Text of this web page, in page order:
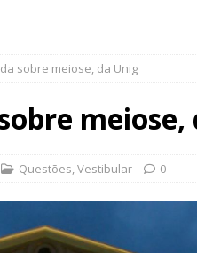
sobre meiose, da Unig
meiose,
Questões,Vestibular 0